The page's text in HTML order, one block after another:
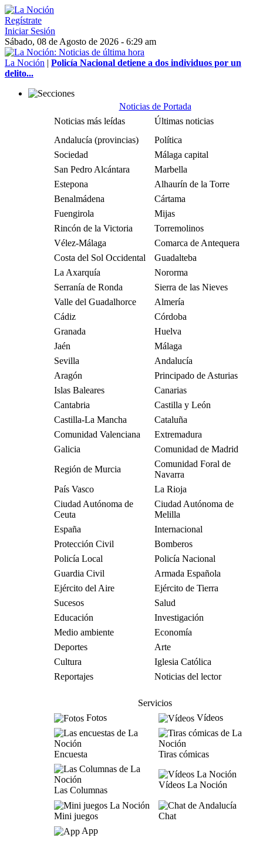
Regístrate
Iniciar Sesión
Sábado, 08 de Agosto de 2026 - 6:29 am
La Noción | Policía Nacional detiene a dos individuos por un
delito...
Noticias de Portada
Noticias más leídas
Últimas noticias
Andalucía (provincias)
Política
Sociedad
Málaga capital
San Pedro Alcántara
Marbella
Estepona
Alhaurín de la Torre
Benalmádena
Cártama
Fuengirola
Mijas
Rincón de la Victoria
Torremolinos
Vélez-Málaga
Comarca de Antequera
Costa del Sol Occidental
Guadalteba
La Axarquía
Nororma
Serranía de Ronda
Sierra de las Nieves
Valle del Guadalhorce
Almería
Cádiz
Córdoba
Granada
Huelva
Jaén
Málaga
Sevilla
Andalucía
Aragón
Principado de Asturias
Islas Baleares
Canarias
Cantabria
Castilla y León
Castilla-La Mancha
Cataluña
Comunidad Valenciana
Extremadura
Galicia
Comunidad de Madrid
Región de Murcia
Comunidad Foral de
Navarra
País Vasco
La Rioja
Ciudad Autónoma de
Ceuta
Ciudad Autónoma de
Melilla
España
Internacional
Protección Civil
Bomberos
Policía Local
Policía Nacional
Guardia Civil
Armada Española
Ejército del Aire
Ejército de Tierra
Sucesos
Salud
Educación
Investigación
Medio ambiente
Economía
Deportes
Arte
Cultura
Iglesia Católica
Reportajes
Noticias del lector
Servicios
Fotos
Vídeos
Encuesta Tiras cómicas
Las Columnas
Vídeos La Noción
Mini juegos
Chat
App